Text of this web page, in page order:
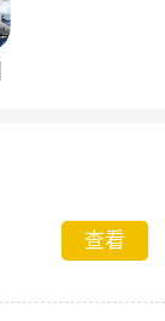
查看